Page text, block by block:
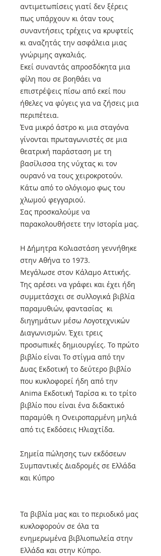
αντιμετωπίσεις γιατί δεν ξέρεις
πως υπάρχουν κι όταν τους
συναντήσεις τρέχεις να κρυφτείς
κι αναζητάς την ασφάλεια μιας
γνώριμης αγκαλιάς.
Εκεί συναντάς απροσδόκητα μια
φίλη που σε βοηθάει να
επιστρέψεις πίσω από εκεί που
ήθελες να φύγεις για να ζήσεις μια
περιπέτεια.
Ένα μικρό άστρο κι μια σταγόνα
γίνονται πρωταγωνιστές σε μια
θεατρική παράσταση με τη
βασίλισσα της νύχτας κι τον
ουρανό να τους χειροκροτούν.
Κάτω από το ολόγιομο φως του
χλωμού φεγγαριού.
Σας προσκαλούμε να
παρακολουθήσετε την Ιστορία μας.
Η Δήμητρα Κολιαστάση γεννήθηκε
στην Αθήνα το 1973.
Μεγάλωσε στον Κάλαμο Αττικής.
Της αρέσει να γράφει και έχει ήδη
συμμετάσχει σε συλλογικά βιβλία
παραμυθιών, φαντασίας κι
διηγημάτων μέσω Λογοτεχνικών
Διαγωνισμών. Έχει τρεις
προσωπικές δημιουργίες. Το πρώτο
βιβλίο είναι Το στίγμα από την
Δυας Εκδοτική το δεύτερο βιβλίο
που κυκλοφορεί ήδη από την
Anima Εκδοτική Ταρίσα κι το τρίτο
βιβλίο που είναι ένα διδακτικό
παραμύθι η Ονειροπαρμένη μηλιά
από τις Εκδόσεις Ηλιαχτίδα.
Σημεία πώλησης των εκδόσεων
Συμπαντικές Διαδρομές σε Ελλάδα
και Κύπρο
Τα βιβλία μας και το περιοδικό μας
κυκλοφορούν σε όλα τα
ενημερωμένα βιβλιοπωλεία στην
Ελλάδα και στην Κύπρο.